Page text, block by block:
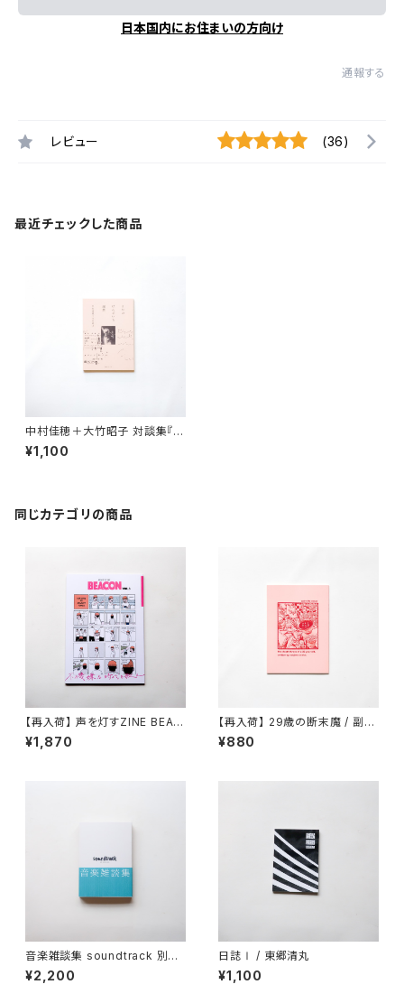
日本国内にお住まいの方向け
通報する
レビュー (36)
最近チェックした商品
中村佳穂＋大竹昭子 対談集『う
たのげんざいち 遍歴』
¥1,100
同じカテゴリの商品
【再入荷】 声を灯すZINE BEAC
ON vol.3
¥1,870
【再入荷】 29歳の断末魔 / 副島
あすか
¥880
音楽雑談集 soundtrack 別冊
サテツマガジン
¥2,200
日誌Ⅰ / 東郷清丸
¥1,100